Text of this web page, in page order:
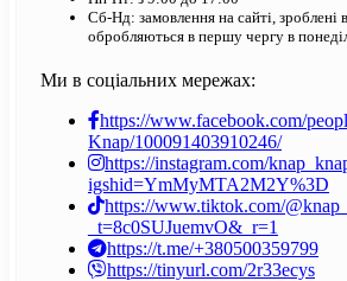
Сб-Нд: замовлення на сайті, зроблені в
обробляються в першу чергу в
Ми в соціальних мережах:
https://www.facebook.com/
Knap/100091403910246/
https://instagram.com/
igshid=YmMyMTA2M2Y%3D
https://www.tiktok.com/
_t=8c0SUJuemvO&_r=1
https://t.me/+380500359799
https://tinyurl.com/2r33ecys